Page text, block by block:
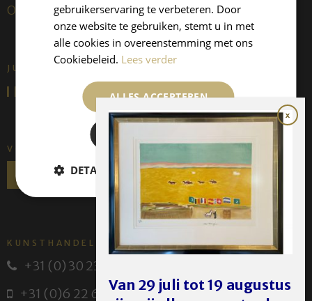
Over ons
JUFFERMANS FINE ART IS:
VOLG ONS
KUNSTHANDEL JUFFERMANS
+31 (0) 30 231 14 63
+31 (0)6 22 614 582
Van 29 juli tot 19 augustus
gebruikerservaring te verbeteren. Door
onze website te gebruiken, stemt u in met
alle cookies in overeenstemming met ons
Cookiebeleid. Lees verder
ALLES ACCEPTEREN
DETAILS WEERGEVEN